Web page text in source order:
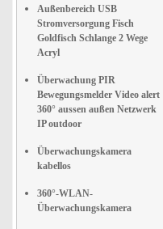
Außenbereich USB
Stromversorgung Fisch
Goldfisch Schlange 2 Wege
Acryl
Überwachung PIR
Bewegungsmelder Video alert
360° aussen außen Netzwerk
IP outdoor
Überwachungskamera
kabellos
360°-WLAN-
Überwachungskamera